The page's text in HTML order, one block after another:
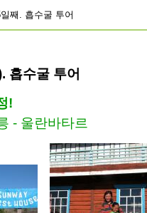
째. 흡수굴 투어
흡수굴 투어
!
- 울란바타르